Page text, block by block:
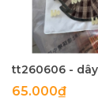
tt260606 -
65.000₫